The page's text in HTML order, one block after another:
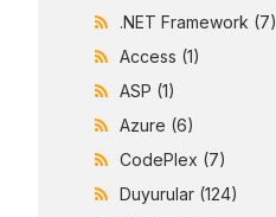
.NET Framework (7)
Access (1)
ASP (1)
Azure (6)
CodePlex (7)
Duyurular (124)